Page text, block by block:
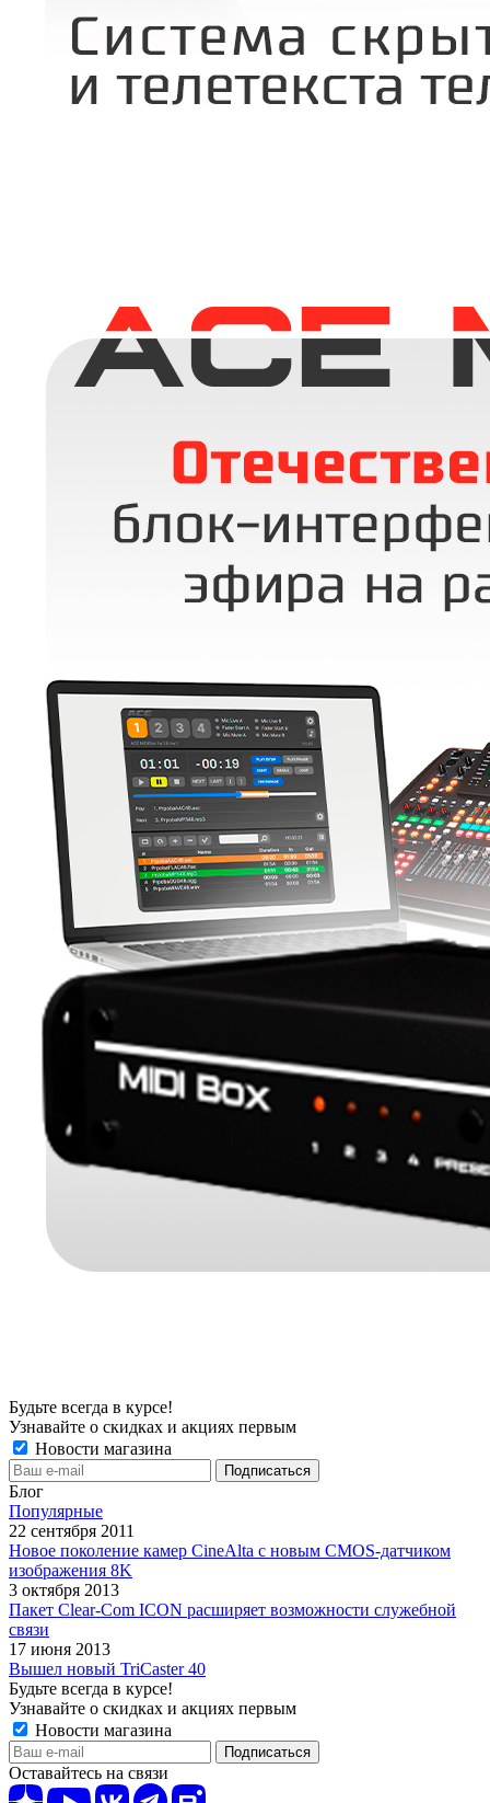
Будьте всегда в курсе!
Узнавайте о скидках и акциях первым
Новости магазина
Блог
Популярные
22 сентября 2011
Новое поколение камер CineAlta с новым CMOS-датчиком
изображения 8K
3 октября 2013
Пакет Clear-Com ICON расширяет возможности служебной
связи
17 июня 2013
Вышел новый TriCaster 40
Будьте всегда в курсе!
Узнавайте о скидках и акциях первым
Новости магазина
Оставайтесь на связи